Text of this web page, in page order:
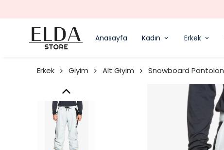
Anasayfa Kadın Erkek
Erkek Giyim Alt Giyim Snowboard Pantolon